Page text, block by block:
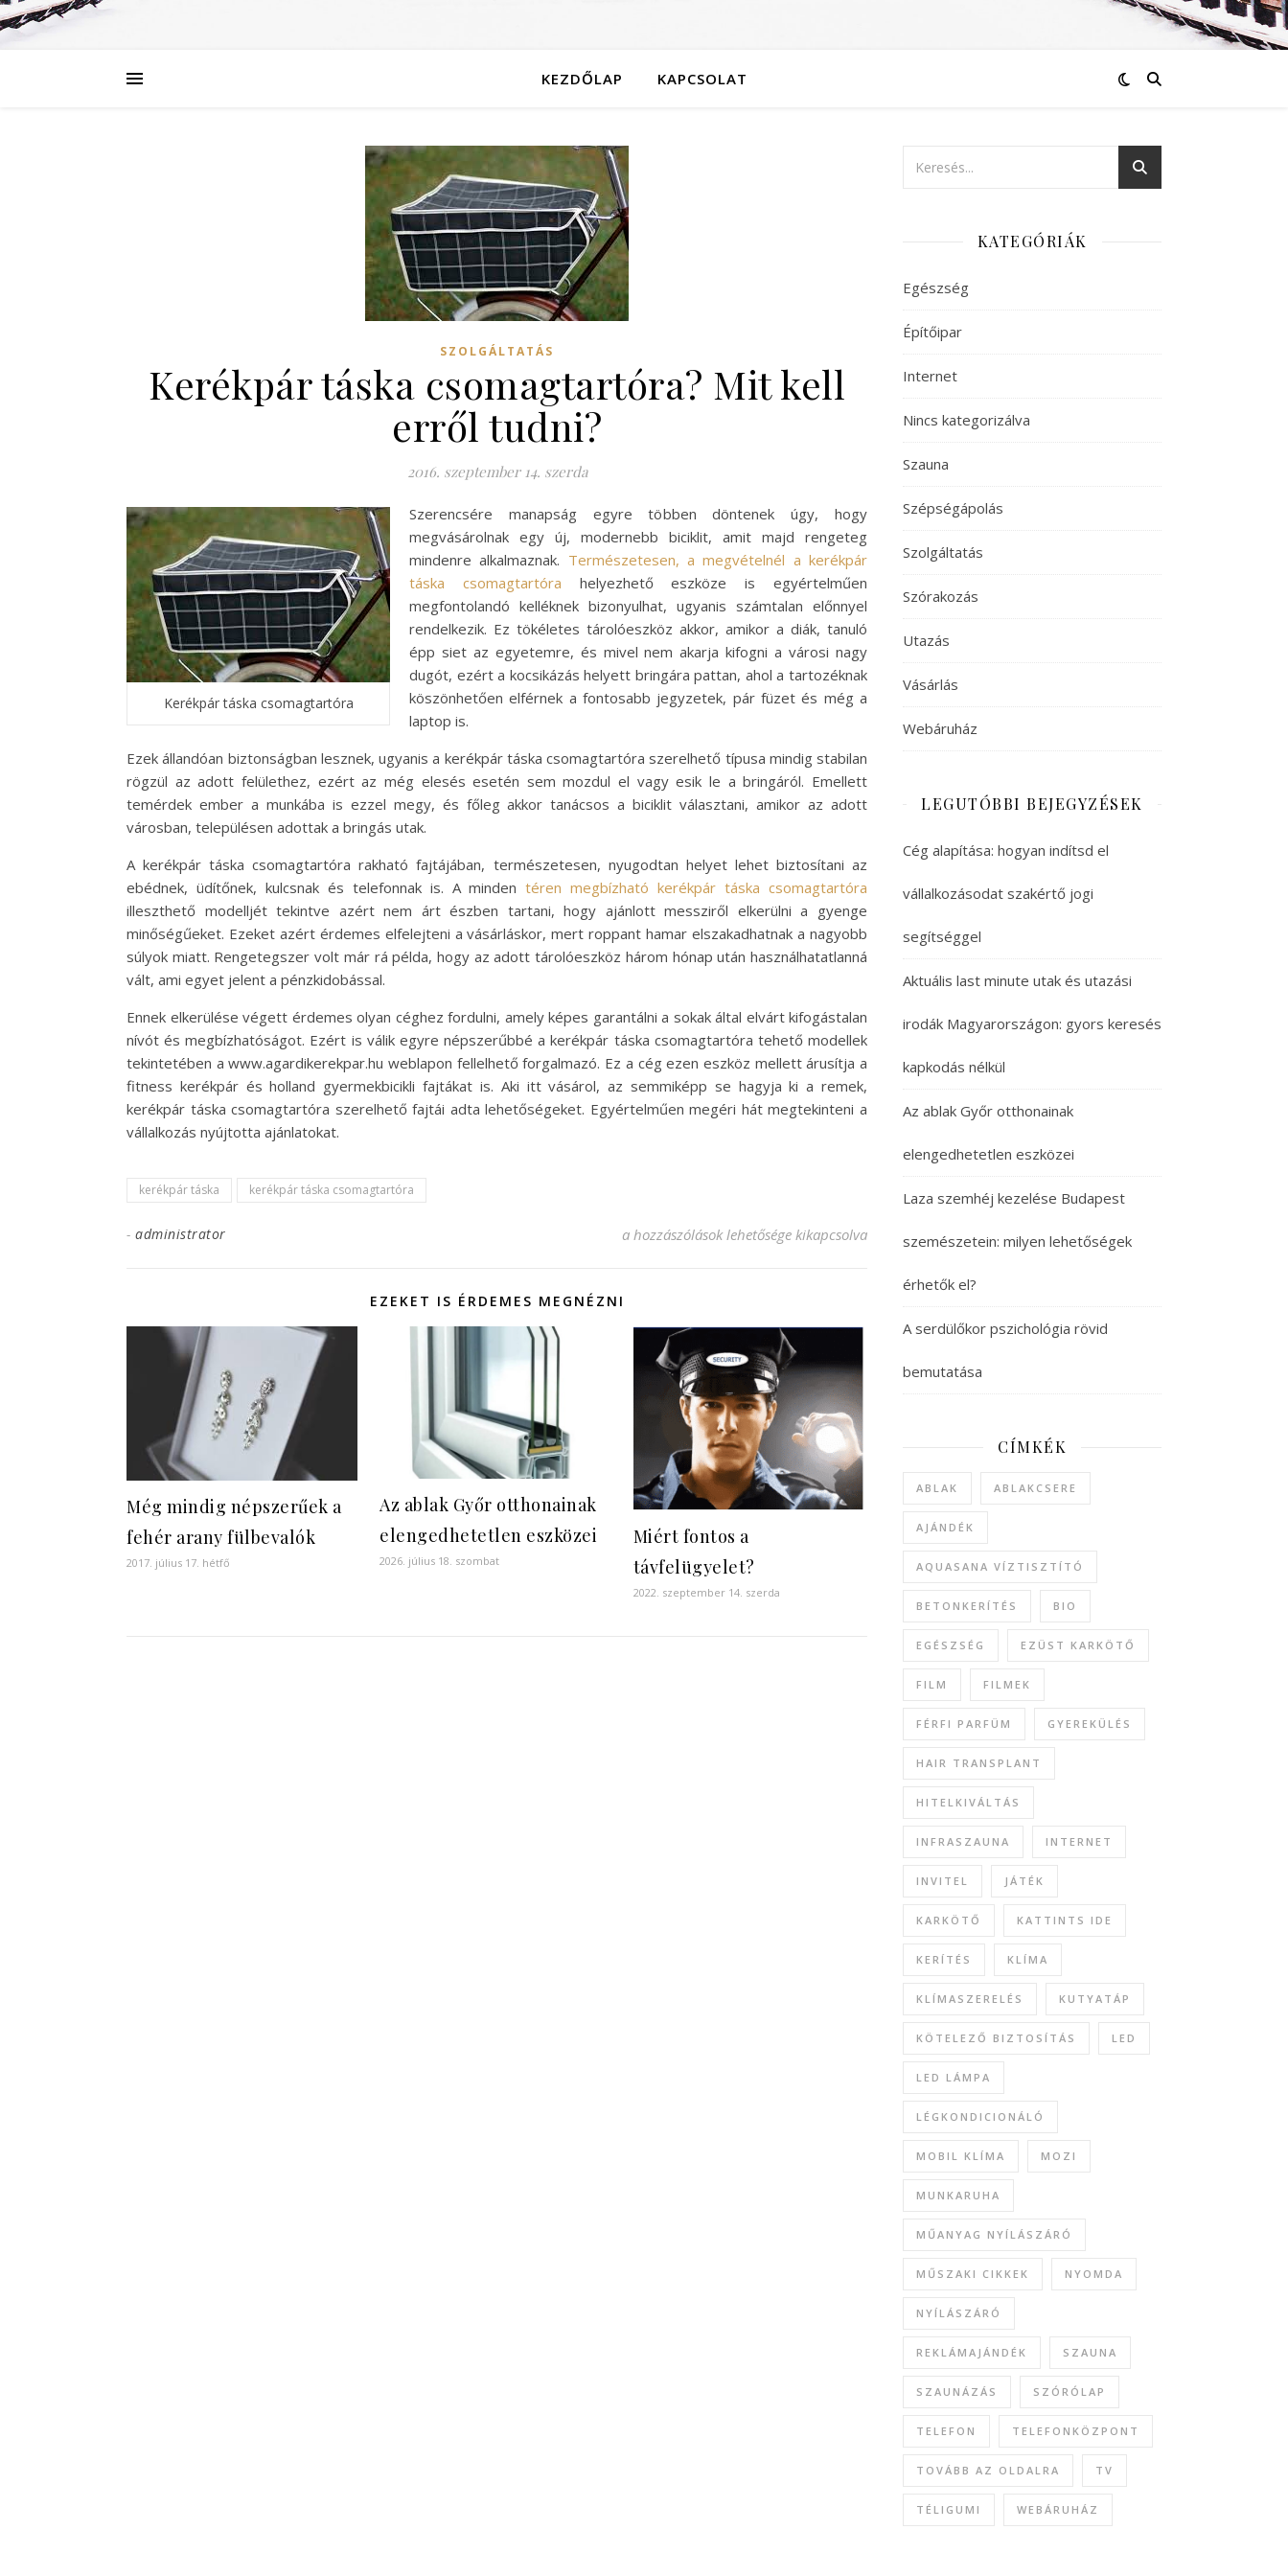
KEZDŐLAP KAPCSOLAT
SZOLGÁLTATÁS
Kerékpár táska csomagtartóra? Mit kell
erről tudni?
2016. szeptember 14. szerda
Kerékpár táska csomagtartóra
Szerencsére manapság egyre többen döntenek úgy, hogy
megvásárolnak egy új, modernebb biciklit, amit majd rengeteg
mindenre alkalmaznak. Természetesen, a megvételnél a kerékpár
táska csomagtartóra helyezhető eszköze is egyértelműen
megfontolandó kelléknek bizonyulhat, ugyanis számtalan előnnyel
rendelkezik. Ez tökéletes tárolóeszköz akkor, amikor a diák, tanuló
épp siet az egyetemre, és mivel nem akarja kifogni a városi nagy
dugót, ezért a kocsikázás helyett bringára pattan, ahol a tartozéknak
köszönhetően elférnek a fontosabb jegyzetek, pár füzet és még a
laptop is.
Ezek állandóan biztonságban lesznek, ugyanis a kerékpár táska csomagtartóra szerelhető típusa mindig stabilan
rögzül az adott felülethez, ezért az még elesés esetén sem mozdul el vagy esik le a bringáról. Emellett
temérdek ember a munkába is ezzel megy, és főleg akkor tanácsos a biciklit választani, amikor az adott
városban, településen adottak a bringás utak.
A kerékpár táska csomagtartóra rakható fajtájában, természetesen, nyugodtan helyet lehet biztosítani az
ebédnek, üdítőnek, kulcsnak és telefonnak is. A mindentéren megbízható kerékpár táska csomagtartóra
illeszthető modelljét tekintve azért nem árt észben tartani, hogy ajánlott messziről elkerülni a gyenge
minőségűeket. Ezeket azért érdemes elfelejteni a vásárláskor, mert roppant hamar elszakadhatnak a nagyobb
súlyok miatt. Rengetegszer volt már rá példa, hogy az adott tárolóeszköz három hónap után használhatatlanná
vált, ami egyet jelent a pénzkidobással.
Ennek elkerülése végett érdemes olyan céghez fordulni, amely képes garantálni a sokak által elvárt kifogástalan
nívót és megbízhatóságot. Ezért is válik egyre népszerűbbé a kerékpár táska csomagtartóra tehető modellek
tekintetében a www.agardikerekpar.hu weblapon fellelhető forgalmazó. Ez a cég ezen eszköz mellett árusítja a
fitness kerékpár és holland gyermekbicikli fajtákat is. Aki itt vásárol, az semmiképp se hagyja ki a remek,
kerékpár táska csomagtartóra szerelhető fajtái adta lehetőségeket. Egyértelműen megéri hát megtekinteni a
vállalkozás nyújtotta ajánlatokat.
kerékpár táska kerékpár táska csomagtartóra
- administrator Kerékpár táska csomagtartóra? Mit kell erről tudni? bejegyzéshez
a hozzászólások lehetősége kikapcsolva
EZEKET IS ÉRDEMES MEGNÉZNI
Még mindig népszerűek a
fehér arany fülbevalók
2017. július 17. hétfő
Az ablak Győr otthonainak
elengedhetetlen eszközei
2026. július 18. szombat
Miért fontos a
távfelügyelet?
2022. szeptember 14. szerda
KATEGÓRIÁK
Egészség
Építőipar
Internet
Nincs kategorizálva
Szauna
Szépségápolás
Szolgáltatás
Szórakozás
Utazás
Vásárlás
Webáruház
LEGUTÓBBI BEJEGYZÉSEK
Cég alapítása: hogyan indítsd el
vállalkozásodat szakértő jogi
segítséggel
Aktuális last minute utak és utazási
irodák Magyarországon: gyors keresés
kapkodás nélkül
Az ablak Győr otthonainak
elengedhetetlen eszközei
Laza szemhéj kezelése Budapest
szemészetein: milyen lehetőségek
érhetők el?
A serdülőkor pszichológia rövid
bemutatása
CÍMKÉK
ABLAK ABLAKCSERE
AJÁNDÉK
AQUASANA VÍZTISZTÍTÓ
BETONKERÍTÉS BIO
EGÉSZSÉG EZÜST KARKÖTŐ
FILM FILMEK
FÉRFI PARFÜM GYEREKÜLÉS
HAIR TRANSPLANT
HITELKIVÁLTÁS
INFRASZAUNA INTERNET
INVITEL JÁTÉK
KARKÖTŐ KATTINTS IDE
KERÍTÉS KLÍMA
KLÍMASZERELÉS KUTYATÁP
KÖTELEZŐ BIZTOSÍTÁS LED
LED LÁMPA
LÉGKONDICIONÁLÓ
MOBIL KLÍMA MOZI
MUNKARUHA
MŰANYAG NYÍLÁSZÁRÓ
MŰSZAKI CIKKEK NYOMDA
NYÍLÁSZÁRÓ
REKLÁMAJÁNDÉK SZAUNA
SZAUNÁZÁS SZÓRÓLAP
TELEFON TELEFONKÖZPONT
TOVÁBB AZ OLDALRA TV
TÉLIGUMI WEBÁRUHÁZ